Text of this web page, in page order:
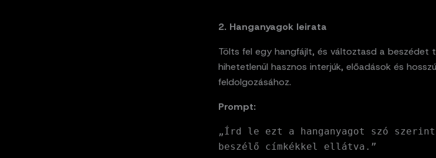
2. Hanganyagok leirata
Tölts fel egy hangfájlt, és változtasd a beszédet
hihetetlenül hasznos interjúk, előadások és
feldolgozásához.
Prompt:
„Írd le ezt a hanganyagot szó
beszélő címkékkel ellátva.”